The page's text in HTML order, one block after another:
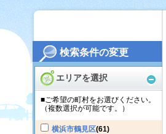
検索条件の変更
エリアを選択
■ご希望の町村をお選びください。
（複数選択が可能です。）
横浜市鶴見区(61)